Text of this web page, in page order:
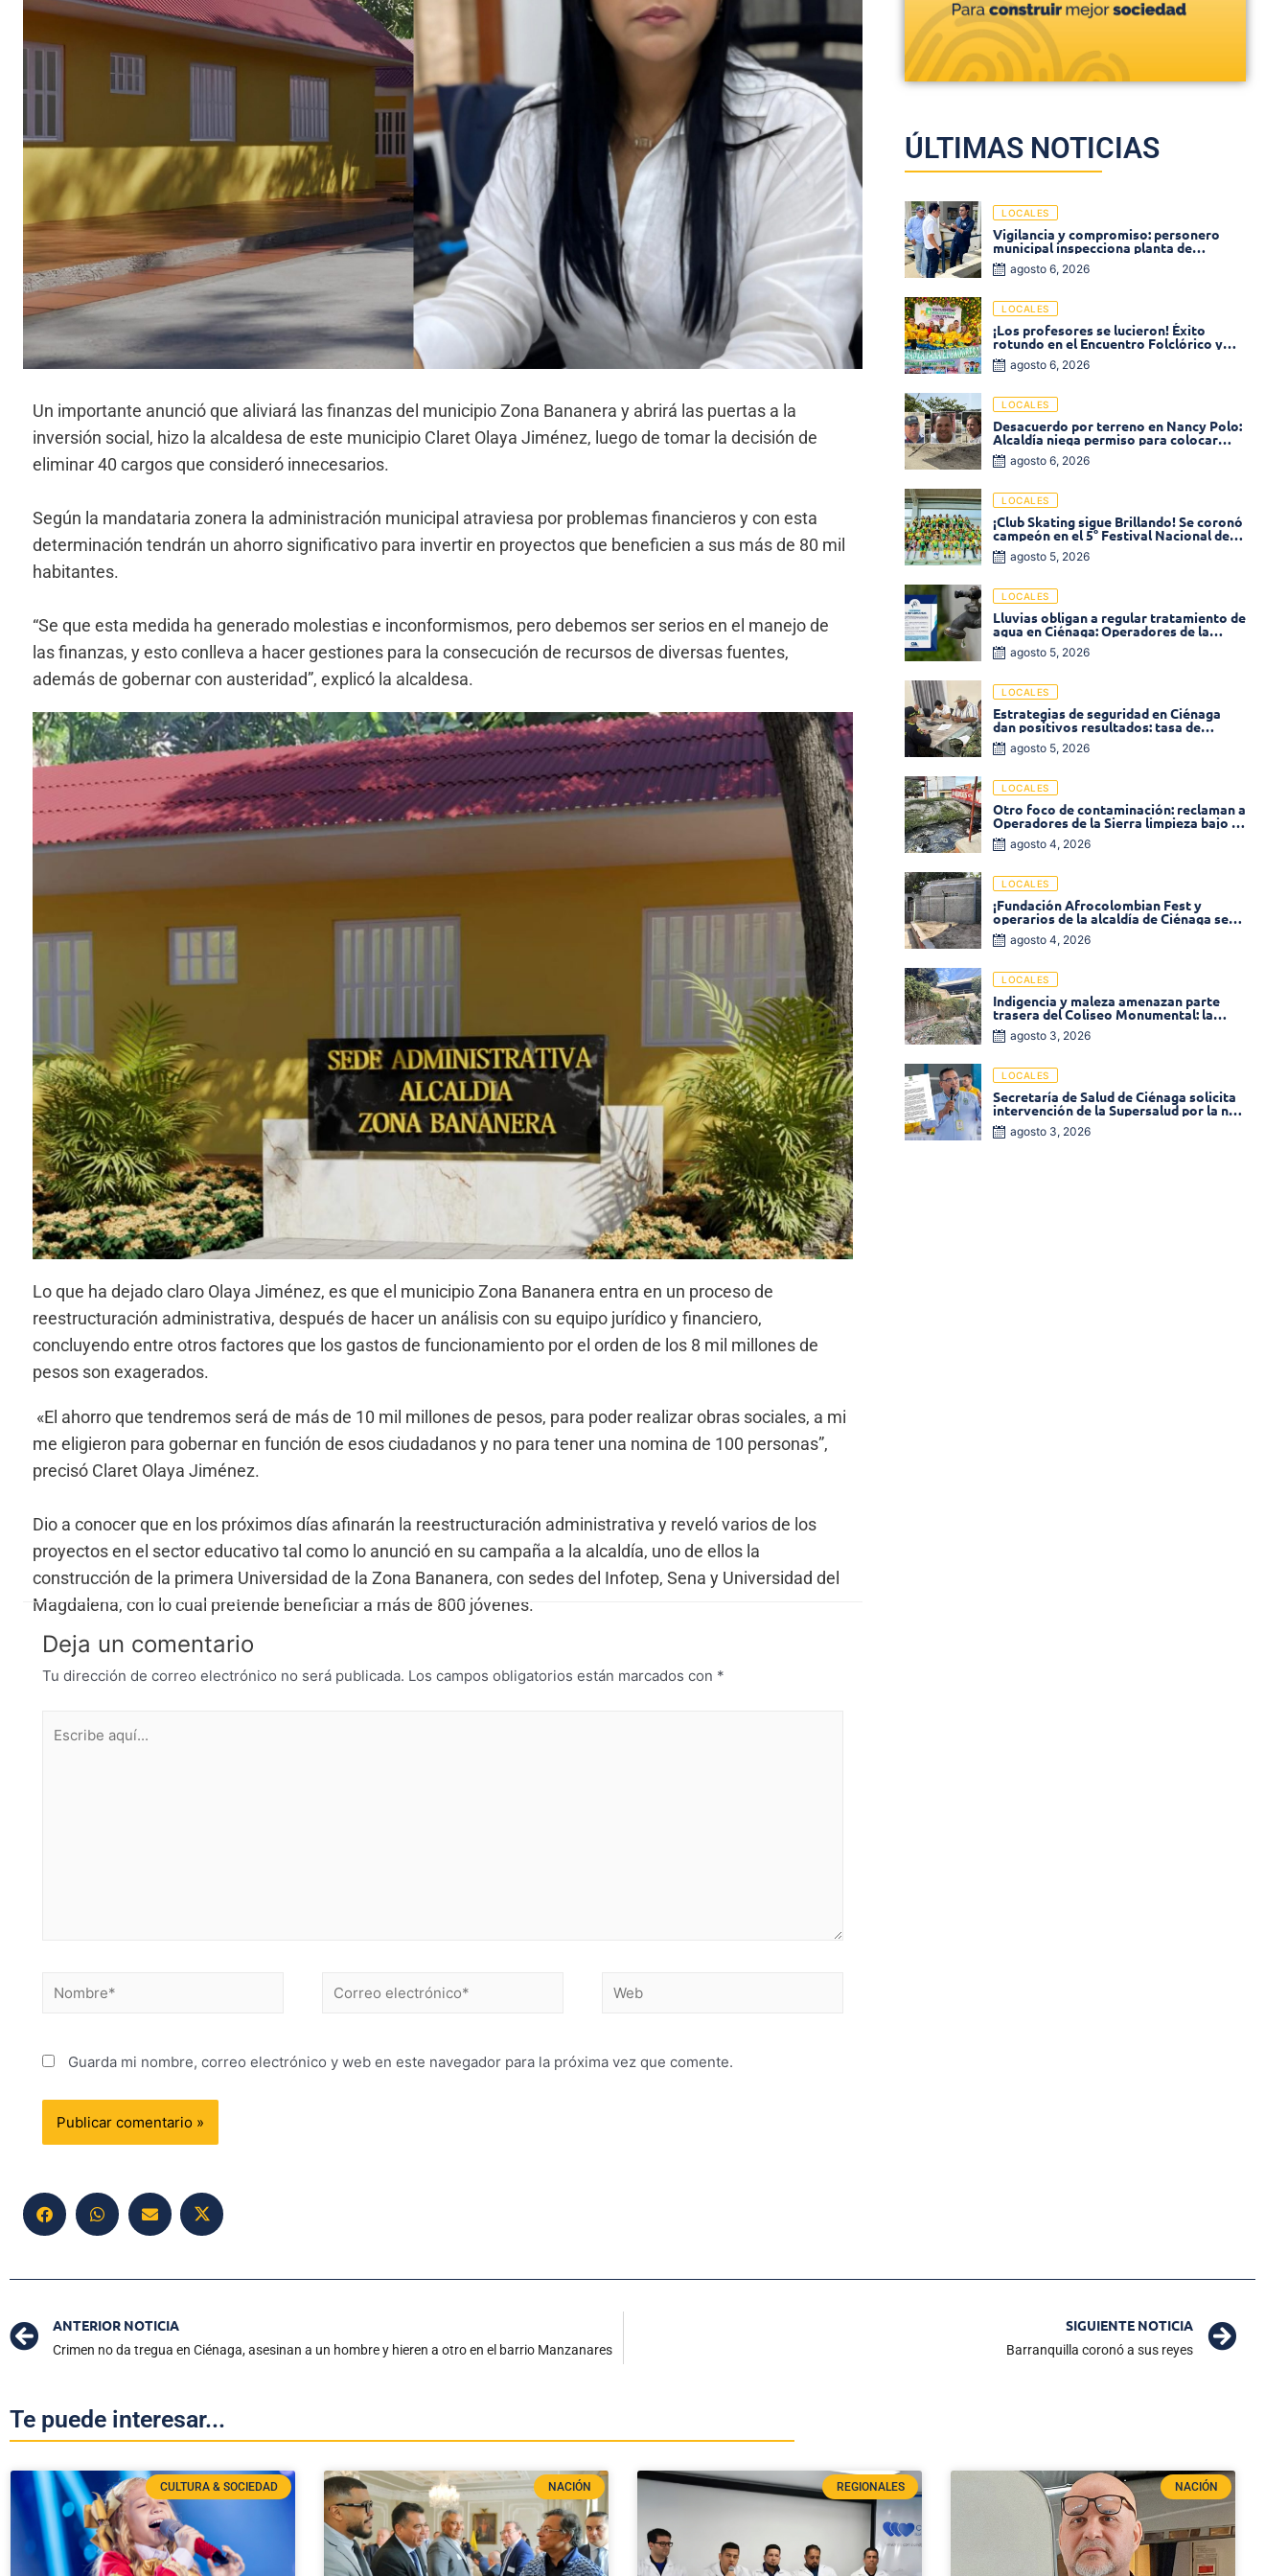
Un importante anunció que aliviará las finanzas del municipio Zona Bananera y abrirá las puertas a la
inversión social, hizo la alcaldesa de este municipio Claret Olaya Jiménez, luego de tomar la decisión de
eliminar 40 cargos que consideró innecesarios.
Según la mandataria zonera la administración municipal atraviesa por problemas financieros y con esta
determinación tendrán un ahorro significativo para invertir en proyectos que beneficien a sus más de 80 mil
habitantes.
“Se que esta medida ha generado molestias e inconformismos, pero debemos ser serios en el manejo de
las finanzas, y esto conlleva a hacer gestiones para la consecución de recursos de diversas fuentes,
además de gobernar con austeridad”, explicó la alcaldesa.
Lo que ha dejado claro Olaya Jiménez, es que el municipio Zona Bananera entra en un proceso de
reestructuración administrativa, después de hacer un análisis con su equipo jurídico y financiero,
concluyendo entre otros factores que los gastos de funcionamiento por el orden de los 8 mil millones de
pesos son exagerados.
«El ahorro que tendremos será de más de 10 mil millones de pesos, para poder realizar obras sociales, a mi
me eligieron para gobernar en función de esos ciudadanos y no para tener una nomina de 100 personas”,
precisó Claret Olaya Jiménez.
Dio a conocer que en los próximos días afinarán la reestructuración administrativa y reveló varios de los
proyectos en el sector educativo tal como lo anunció en su campaña a la alcaldía, uno de ellos la
construcción de la primera Universidad de la Zona Bananera, con sedes del Infotep, Sena y Universidad del
Magdalena, con lo cual pretende beneficiar a más de 800 jóvenes.
Deja un comentario
Tu dirección de correo electrónico no será publicada. Los campos obligatorios están marcados con *
Guarda mi nombre, correo electrónico y web en este navegador para la próxima vez que comente.
ÚLTIMAS NOTICIAS
LOCALES
Vigilancia y compromiso: personero
municipal inspecciona planta de
tratamiento de agua
agosto 6, 2026
LOCALES
¡Los profesores se lucieron! Éxito
rotundo en el Encuentro Folclórico y
Cultural del Magisterio 2026 en Ciénaga
agosto 6, 2026
LOCALES
Desacuerdo por terreno en Nancy Polo:
Alcaldía niega permiso para colocar
venta de comidas
agosto 6, 2026
LOCALES
¡Club Skating sigue Brillando! Se coronó
campeón en el 5° Festival Nacional de
Patinaje «Soledad sobre Ruedas»
agosto 5, 2026
LOCALES
Lluvias obligan a regular tratamiento de
agua en Ciénaga: Operadores de la
Sierra anuncia baja presión en varios
sectores
agosto 5, 2026
LOCALES
Estrategias de seguridad en Ciénaga
dan positivos resultados: tasa de
homicidios disminuyó un 58% en 2026
agosto 5, 2026
LOCALES
Otro foco de contaminación: reclaman a
Operadores de la Sierra limpieza bajo el
puente de la calle 19 con carrera 11
agosto 4, 2026
LOCALES
¡Fundación Afrocolombian Fest y
operarios de la alcaldía de Ciénaga se
ponen la 10! Realizan limpieza de la
parte posterior del Coliseo
agosto 4, 2026
LOCALES
Indigencia y maleza amenazan parte
trasera del Coliseo Monumental: la
comunidad exige acción inmediata!
agosto 3, 2026
LOCALES
Secretaría de Salud de Ciénaga solicita
intervención de la Supersalud por la no
entrega de medicamentos en las EPS
agosto 3, 2026
ANTERIOR NOTICIA
Crimen no da tregua en Ciénaga, asesinan a un hombre y hieren a otro en el barrio Manzanares
SIGUIENTE NOTICIA
Barranquilla coronó a sus reyes
Te puede interesar...
CULTURA & SOCIEDAD NACIÓN REGIONALES NACIÓN